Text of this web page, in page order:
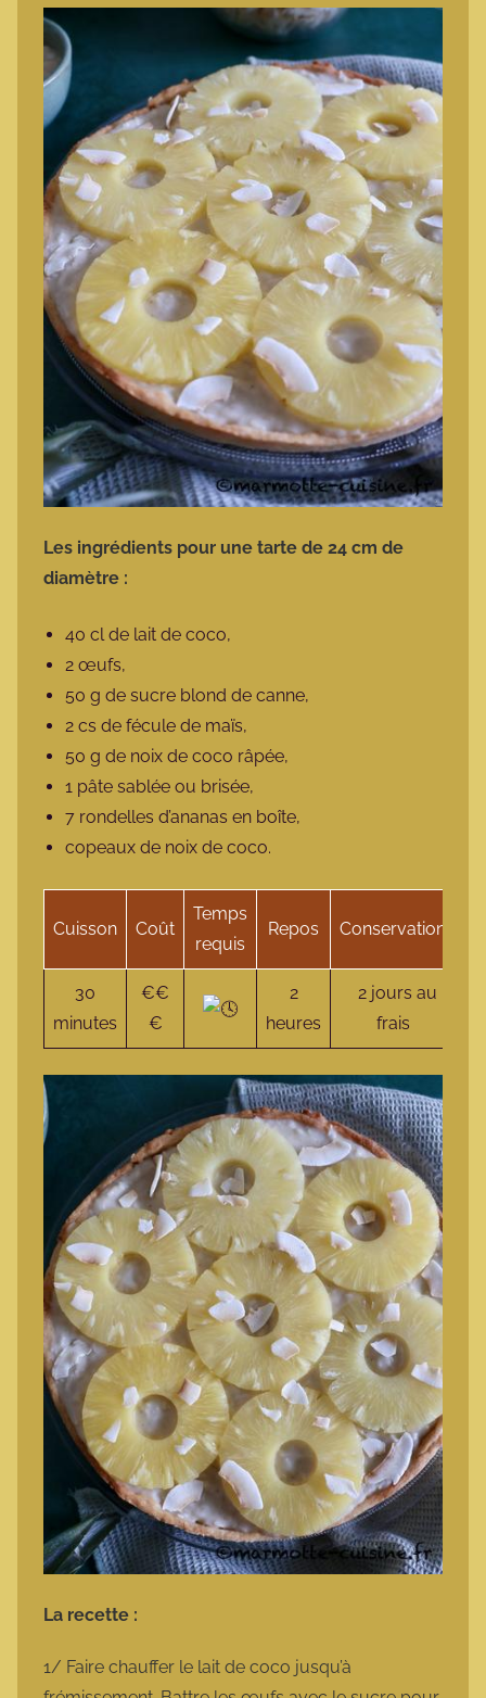
Les ingrédients pour une tarte de 24 cm de
diamètre :
40 cl de lait de coco,
2 œufs,
50 g de sucre blond de canne,
2 cs de fécule de maïs,
50 g de noix de coco râpée,
1 pâte sablée ou brisée,
7 rondelles d’ananas en boîte,
copeaux de noix de coco.
Cuisson Coût
Temps
requis
Repos Conservation
30
minutes
€€
€
2
heures
2 jours au
frais
La recette :
1/ Faire chauffer le lait de coco jusqu’à